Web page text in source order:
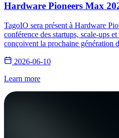
Hardware Pioneers Max
TagoIO sera présent à Hardware
conférence des startups, scale-ups
conçoivent la prochaine génération
2026-06-10
Learn more